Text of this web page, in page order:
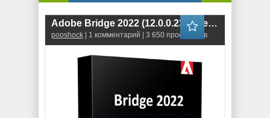
Adobe Bridge 2022 (12.0.0.234) RePack
pooshock | 1 комментарий | 3 650 просмотров